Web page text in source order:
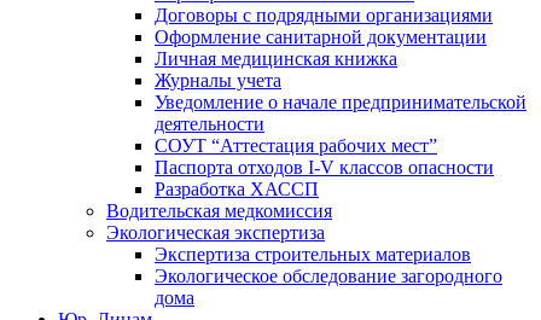
Договоры с подрядными организациями
Оформление санитарной документации
Личная медицинская книжка
Журналы учета
Уведомление о начале предпринимательской
деятельности
СОУТ “Аттестация рабочих мест”
Паспорта отходов I-V классов опасности
Разработка ХАССП
Водительская медкомиссия
Экологическая экспертиза
Экспертиза строительных материалов
Экологическое обследование загородного
дома